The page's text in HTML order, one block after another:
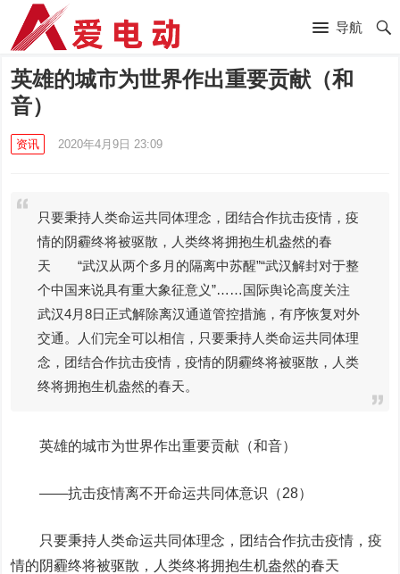
导航
英雄的城市为世界作出重要贡献（和
音）
资讯 2020年4月9日 23:09
只要秉持人类命运共同体理念，团结合作抗击疫情，疫
情的阴霾终将被驱散，人类终将拥抱生机盎然的春
天 “武汉从两个多月的隔离中苏醒”“武汉解封对于整
个中国来说具有重大象征意义”……国际舆论高度关注
武汉4月8日正式解除离汉通道管控措施，有序恢复对外
交通。人们完全可以相信，只要秉持人类命运共同体理
念，团结合作抗击疫情，疫情的阴霾终将被驱散，人类
终将拥抱生机盎然的春天。
英雄的城市为世界作出重要贡献（和音）
——抗击疫情离不开命运共同体意识（28）
只要秉持人类命运共同体理念，团结合作抗击疫情，疫
情的阴霾终将被驱散，人类终将拥抱生机盎然的春天